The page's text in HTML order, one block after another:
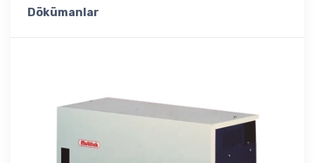
Dökümanlar